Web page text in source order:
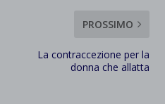
PROSSIMO
La contraccezione per la
donna che allatta